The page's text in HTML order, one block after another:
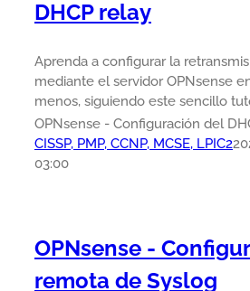
DHCP relay
Aprenda a configurar la
mediante el servidor OPNsense
menos, siguiendo este sencillo
OPNsense - Configuración del
CISSP, PMP, CCNP, MCSE, LPIC2
03:00
OPNsense -
remota de Syslog